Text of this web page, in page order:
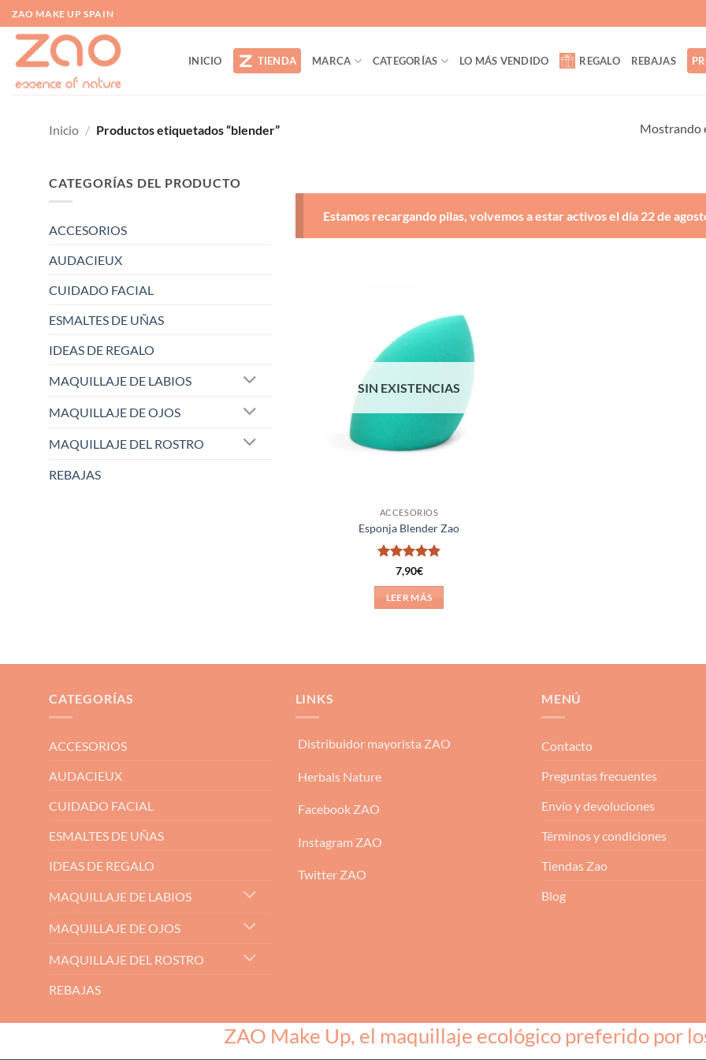
Saltar
al
contenido
ZAO MAKE UP SPAIN
INICIO TIENDA MARCA CATEGORÍAS LO MÁS VENDIDO REGALO REBAJAS
Inicio / Productos etiquetados “blender” Mostrando
CATEGORÍAS DEL PRODUCTO
ACCESORIOS
AUDACIEUX
CUIDADO FACIAL
ESMALTES DE UÑAS
IDEAS DE REGALO
MAQUILLAJE DE LABIOS
MAQUILLAJE DE OJOS
MAQUILLAJE DEL ROSTRO
REBAJAS
Estamos recargando pilas, volvemos a estar activos el día 22 de
SIN EXISTENCIAS
ACCESORIOS
Esponja Blender Zao
Valorado
7,90€
LEER MÁS
CATEGORÍAS
ACCESORIOS
AUDACIEUX
CUIDADO FACIAL
ESMALTES DE UÑAS
IDEAS DE REGALO
MAQUILLAJE DE LABIOS
MAQUILLAJE DE OJOS
MAQUILLAJE DEL ROSTRO
REBAJAS
LINKS
Distribuidor mayorista ZAO
Herbals Nature
Facebook ZAO
Instagram ZAO
Twitter ZAO
MENÚ
Contacto
Preguntas frecuentes
Envío y devoluciones
Términos y condiciones
Tiendas Zao
Blog
ZAO Make Up, el maquillaje ecológico preferido por